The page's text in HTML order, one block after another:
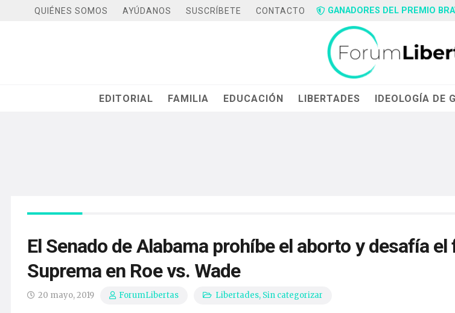
QUIÉNES SOMOS AYÚDANOS SUSCRÍBETE CONTACTO GANADORES DEL PREMIO
EDITORIAL FAMILIA EDUCACIÓN LIBERTADES IDEOLOGÍA DE
El Senado de Alabama prohíbe el aborto y desafía
Suprema en Roe vs. Wade
20 mayo, 2019 ForumLibertas Libertades, Sin categorizar